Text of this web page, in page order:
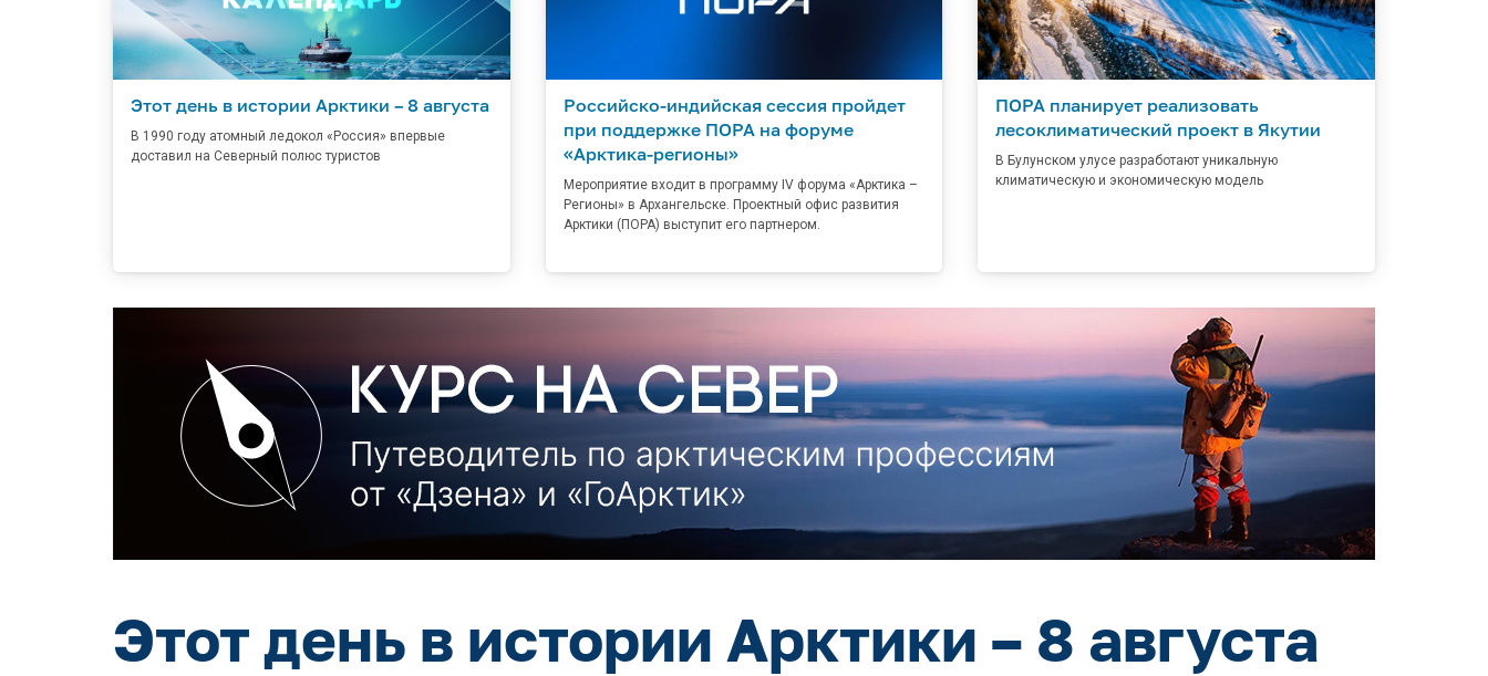
Этот день в истории Арктики – 8 августа
В 1990 году атомный ледокол «Россия» впервые
доставил на Северный полюс туристов
Российско-индийская сессия пройдет
при поддержке ПОРА на форуме
«Арктика-регионы»
Мероприятие входит в программу IV форума «Арктика –
Регионы» в Архангельске. Проектный офис развития
Арктики (ПОРА) выступит его партнером.
ПОРА планирует реализовать
лесоклиматический проект в Якутии
В Булунском улусе разработают уникальную
климатическую и экономическую модель
Этот день в истории Арктики – 8 августа